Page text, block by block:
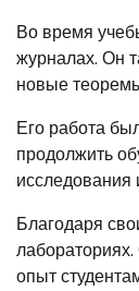
Во время
журналах. Он
новые
Его работа
продолжить
исследования
Благодаря
опыт